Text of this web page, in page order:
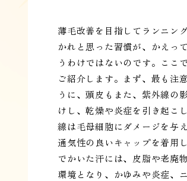
薄毛改善を目指してランニン
かれと思った習慣が、かえっ
うわけではないのです。ここ
ご紹介します。まず、最も注
うに、頭皮もまた、紫外線の
けし、乾燥や炎症を引き起こ
線は毛母細胞にダメージを与
通気性の良いキャップを着用
でかいた汗には、皮脂や老廃
環境となり、かゆみや炎症、